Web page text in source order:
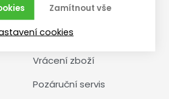
vrácení, servis
Reklamační řád
Vrácení zboží
Pozáruční servis
Zamítnout vše
cookies